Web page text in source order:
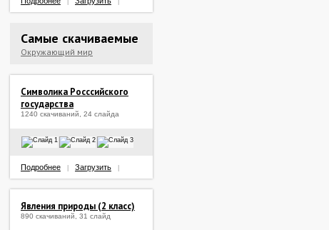
Самые скачиваемые
Окружающий мир
Символика Росссийского
государства
1240 скачиваний, 24 слайда
Подробнее Загрузить
Явления природы (2 класс)
890 скачиваний, 31 слайд